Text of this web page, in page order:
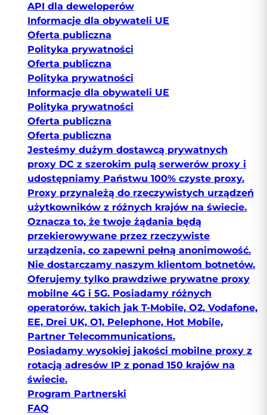
API dla deweloperów
Informacje dla obywateli UE
Oferta publiczna
Polityka prywatności
Oferta publiczna
Polityka prywatności
Informacje dla obywateli UE
Polityka prywatności
Oferta publiczna
Oferta publiczna
Jesteśmy dużym dostawcą prywatnych
proxy DC z szerokim pulą serwerów proxy i
udostępniamy Państwu 100% czyste proxy.
Proxy przynależą do rzeczywistych urządzeń
użytkowników z różnych krajów na świecie.
Oznacza to, że twoje żądania będą
przekierowywane przez rzeczywiste
urządzenia, co zapewni pełną anonimowość.
Nie dostarczamy naszym klientom botnetów.
Oferujemy tylko prawdziwe prywatne proxy
mobilne 4G i 5G. Posiadamy różnych
operatorów, takich jak T-Mobile, O2, Vodafone,
EE, Drei UK, O1, Pelephone, Hot Mobile,
Partner Telecommunications.
Posiadamy wysokiej jakości mobilne proxy z
rotacją adresów IP z ponad 150 krajów na
świecie.
Program Partnerski
FAQ